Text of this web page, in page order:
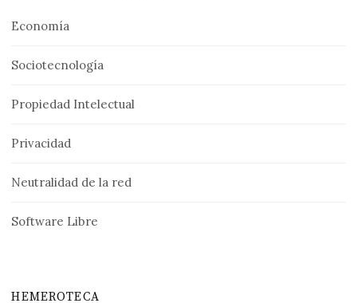
Economía
Sociotecnología
Propiedad Intelectual
Privacidad
Neutralidad de la red
Software Libre
HEMEROTECA